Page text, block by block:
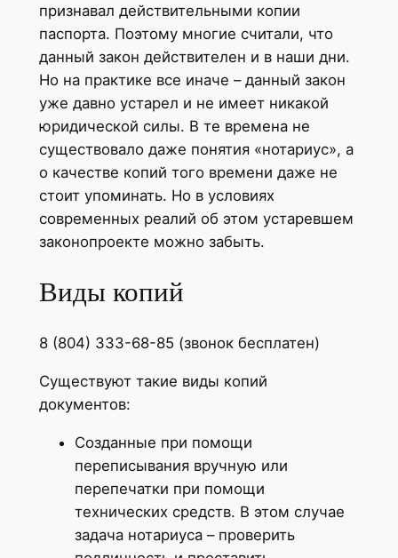
признавал действительными копии
паспорта. Поэтому многие считали, что
данный закон действителен и в наши дни.
Но на практике все иначе – данный закон
уже давно устарел и не имеет никакой
юридической силы. В те времена не
существовало даже понятия «нотариус», а
о качестве копий того времени даже не
стоит упоминать. Но в условиях
современных реалий об этом устаревшем
законопроекте можно забыть.
Виды копий
8 (804) 333-68-85 (звонок бесплатен)
Существуют такие виды копий
документов:
Созданные при помощи
переписывания вручную или
перепечатки при помощи
технических средств. В этом случае
задача нотариуса – проверить